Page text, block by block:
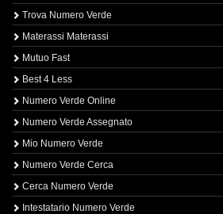
Trova Numero Verde
Materassi Materassi
Mutuo Fast
Best 4 Less
Numero Verde Online
Numero Verde Assegnato
Mio Numero Verde
Numero Verde Cerca
Cerca Numero Verde
Intestatario Numero Verde